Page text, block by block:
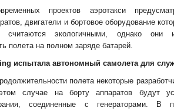
проектов аэротакси
двигатели и бортовое оборудование
считаются экологичными, однако они
полета на полном заряде батарей.
испытала автономный самолета для
полета некоторые
случае на борту аппаратов будут
соединенные с генераторами. В